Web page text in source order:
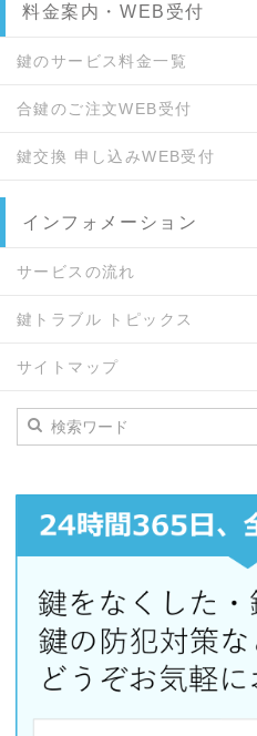
料金案内・WEB受付
鍵のサービス料金一覧
合鍵のご注文WEB受付
鍵交換 申し込みWEB受付
インフォメーション
サービスの流れ
鍵トラブル トピックス
サイトマップ